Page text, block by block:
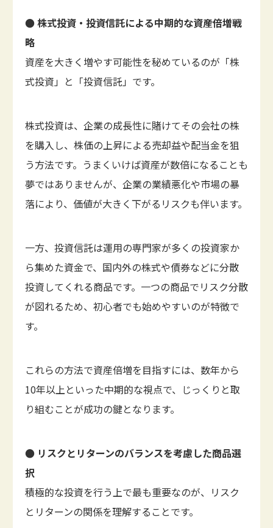
● 株式投資・投資信託による中期的な資産倍増戦
略
資産を大きく増やす可能性を秘めているのが「株
式投資」と「投資信託」です。
株式投資は、企業の成長性に賭けてその会社の株
を購入し、株価の上昇による売却益や配当金を狙
う方法です。うまくいけば資産が数倍になることも
夢ではありませんが、企業の業績悪化や市場の暴
落により、価値が大きく下がるリスクも伴います。
一方、投資信託は運用の専門家が多くの投資家か
ら集めた資金で、国内外の株式や債券などに分散
投資してくれる商品です。一つの商品でリスク分散
が図れるため、初心者でも始めやすいのが特徴で
す。
これらの方法で資産倍増を目指すには、数年から
10年以上といった中期的な視点で、じっくりと取
り組むことが成功の鍵となります。
● リスクとリターンのバランスを考慮した商品選
択
積極的な投資を行う上で最も重要なのが、リスク
とリターンの関係を理解することです。